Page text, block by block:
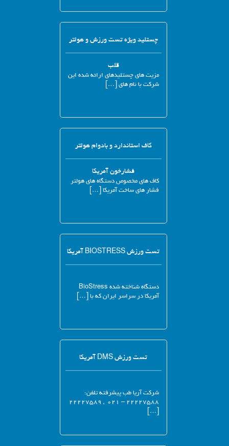
چستلید ویژه تست ورزش و هولتر
قلب
مزیت های چستلیدهای ارائه شده این
شرکت با نام های […]
کاف استاندارد و بادوام هولتر
فشارخون آمریکا
کاف های مخصوص دستگاه های هولتر
فشار های ساخت آمریکا […]
تست ورزش BIOSTRESS آمریکا
دستگاه شناخته شده BioStress
آمریکا در سراسر ایران که با […]
تست ورزش DMS آمریکا
شرکت آریا طب پیشرفته تلفن:
۲۲۲۲۷۵۸۸ – ۰۲۱ , ۲۲۲۲۷۵۸۹
[…]